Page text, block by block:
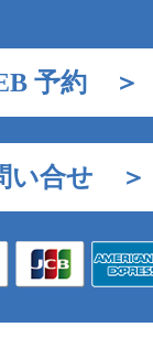
予約 ＞
合せ ＞